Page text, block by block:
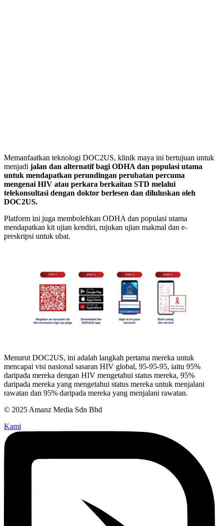
Memanfaatkan teknologi DOC2US, klinik maya ini bertujuan untuk
menjadi jalan dan alternatif bagi ODHA dan populasi utama
untuk mendapatkan perundingan perubatan percuma
mengenai HIV atau perkara berkaitan STD melalui
telekonsultasi dengan doktor berlesen dan diluluskan oleh
DOC2US.
Platform ini juga membolehkan ODHA dan populasi utama
mendapatkan kit ujian kendiri, rujukan ujian makmal dan e-
preskripsi untuk ubat.
Menurut DOC2US, ini adalah langkah pertama mereka untuk
mencapai visi nasional sasaran HIV global, 95-95-95, iaitu 95%
daripada mereka dengan HIV mengetahui status mereka, 95%
daripada mereka yang mengetahui status mereka untuk menjalani
rawatan dan 95% daripada mereka yang menjalani rawatan.
© 2025 Amanz Media Sdn Bhd
Kami